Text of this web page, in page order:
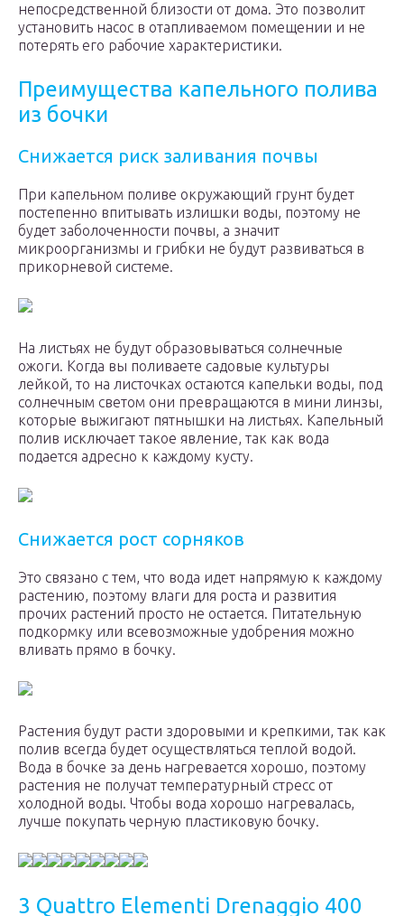
непосредственной близости от дома. Это позволит
установить насос в отапливаемом помещении и не
потерять его рабочие характеристики.
Преимущества капельного полива
из бочки
Снижается риск заливания почвы
При капельном поливе окружающий грунт будет
постепенно впитывать излишки воды, поэтому не
будет заболоченности почвы, а значит
микроорганизмы и грибки не будут развиваться в
прикорневой системе.
На листьях не будут образовываться солнечные
ожоги. Когда вы поливаете садовые культуры
лейкой, то на листочках остаются капельки воды, под
солнечным светом они превращаются в мини линзы,
которые выжигают пятнышки на листьях. Капельный
полив исключает такое явление, так как вода
подается адресно к каждому кусту.
Снижается рост сорняков
Это связано с тем, что вода идет напрямую к каждому
растению, поэтому влаги для роста и развития
прочих растений просто не остается. Питательную
подкормку или всевозможные удобрения можно
вливать прямо в бочку.
Растения будут расти здоровыми и крепкими, так как
полив всегда будет осуществляться теплой водой.
Вода в бочке за день нагревается хорошо, поэтому
растения не получат температурный стресс от
холодной воды. Чтобы вода хорошо нагревалась,
лучше покупать черную пластиковую бочку.
3 Quattro Elementi Drenaggio 400